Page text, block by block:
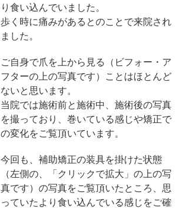
り食い込んでいました。
歩く時に痛みがあるとのことで来院され
ました。
ご自身で爪を上から見る（ビフォー・ア
フターの上の写真です）ことはほとんど
ないと思います。
当院では施術前と施術中、施術後の写真
を撮っており、巻いている感じや矯正で
の変化をご覧頂いています。
今回も、補助矯正の装具を掛けた状態
（左側の、「クリックで拡大」の上の写
真です）の写真をご覧頂いたところ、思
っていたより食い込んでいる感じをご確